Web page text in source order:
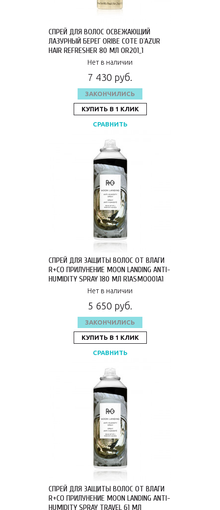
СПРЕЙ ДЛЯ ВОЛОС ОСВЕЖАЮЩИЙ
ЛАЗУРНЫЙ БЕРЕГ ORIBE COTE D`AZUR
HAIR REFRESHER 80 МЛ OR201_1
Нет в наличии
7 430 руб.
ЗАКОНЧИЛИСЬ
КУПИТЬ В 1 КЛИК
СРАВНИТЬ
СПРЕЙ ДЛЯ ЗАЩИТЫ ВОЛОС ОТ ВЛАГИ
R+CO ПРИЛУНЕНИЕ MOON LANDING ANTI-
HUMIDITY SPRAY 180 МЛ R1ASMOO01A1
Нет в наличии
5 650 руб.
ЗАКОНЧИЛИСЬ
КУПИТЬ В 1 КЛИК
СРАВНИТЬ
СПРЕЙ ДЛЯ ЗАЩИТЫ ВОЛОС ОТ ВЛАГИ
R+CO ПРИЛУНЕНИЕ MOON LANDING ANTI-
HUMIDITY SPRAY TRAVEL 61 МЛ